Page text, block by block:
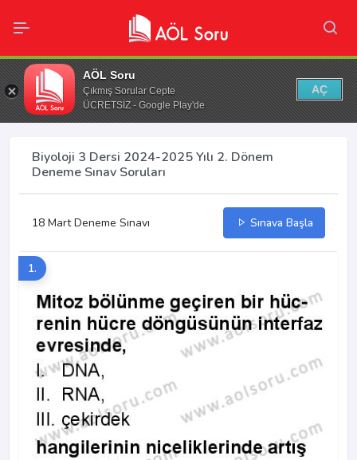
AÖL Soru
Çıkmış Sorular Cepte
ÜCRETSİZ - Google Play'de
AÇ
Biyoloji 3 Dersi 2024-2025 Yılı 2. Dönem
Deneme Sınav Soruları
18 Mart Deneme Sınavı Sınava Başla
1.